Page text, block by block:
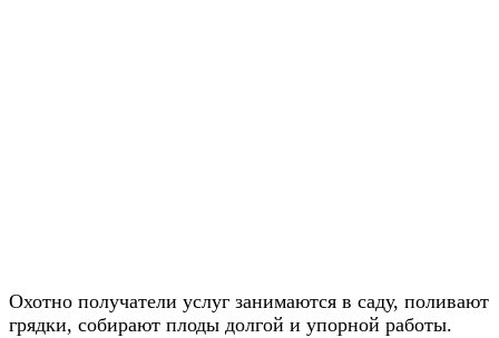
Охотно получатели услуг занимаются в саду, поливают
грядки, собирают плоды долгой и упорной работы.